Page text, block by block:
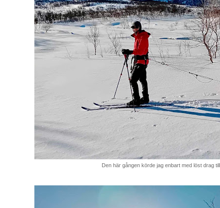
Den här gången körde jag enbart med löst drag